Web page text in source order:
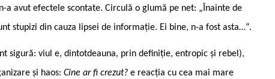
avut efectele scontate. Circulă o glumă pe net: „Înainte de
stupizi din cauza lipsei de informație. Ei bine, n-a fost asta…“.
sigură: viul e, dintotdeauna, prin definiție, entropic și rebel),
și haos: Cine ar fi crezut? e reacția cu cea mai mare